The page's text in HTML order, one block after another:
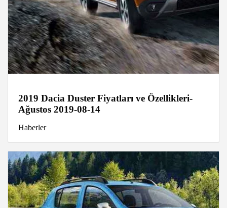
2019 Dacia Duster Fiyatları ve Özellikleri-
Ağustos 2019-08-14
Haberler